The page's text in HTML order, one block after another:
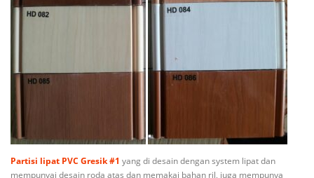
Partisi lipat PVC Gresik #1 yang di desain dengan system lipat dan
mempunyai desain roda atas dan memakai bahan ril, juga mempunya